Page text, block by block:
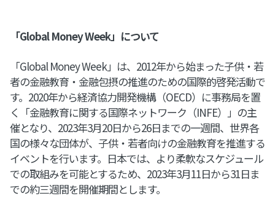
「Global Money Week」について
「Global Money Week」は、2012年から始まった子供・若
者の金融教育・金融包摂の推進のための国際的啓発活動で
す。2020年から経済協力開発機構（OECD）に事務局を置
く「金融教育に関する国際ネットワーク（INFE）」の主
催となり、2023年3月20日から26日までの一週間、世界各
国の様々な団体が、子供・若者向けの金融教育を推進する
イベントを行います。日本では、より柔軟なスケジュール
での取組みを可能とするため、2023年3月11日から31日ま
での約三週間を開催期間とします。